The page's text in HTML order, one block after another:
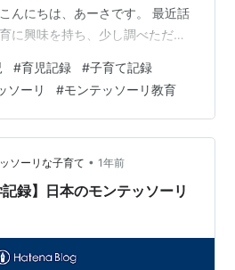
んにちは、あーさです。 最近話
に興味を持ち、少し調べただけ
うねと言う話ですよね。簡単に
今7ヶ月です。 この頃は「ひっ
う動きが発達する？時期だそう
を与えると効果的だよとのこ
ないので作りました😊笑 まとめ
の 作り方…
#育児記録 #子育て記録
ソーリ #モンテッソーリ教育
ソーリな子育て • 1年前
記録】日本のモンテッソーリ